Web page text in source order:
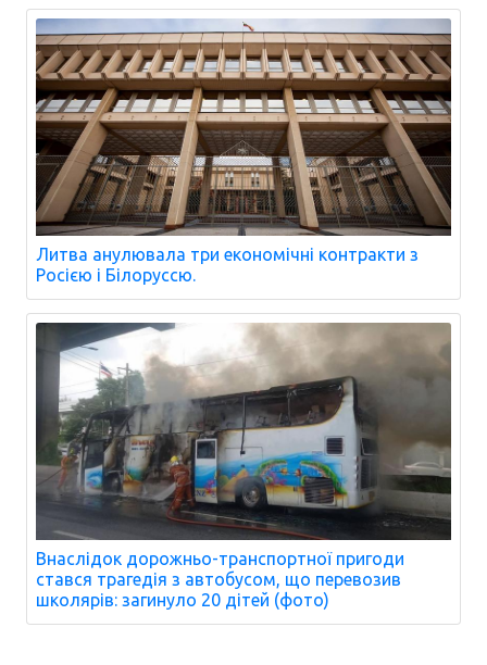
Литва анулювала три економічні контракти з
Росією і Білоруссю.
Внаслідок дорожньо-транспортної пригоди
стався трагедія з автобусом, що перевозив
школярів: загинуло 20 дітей (фото)